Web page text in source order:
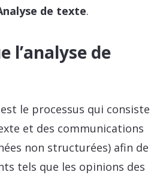
de texte.
l’analyse de
est le processus qui consiste
et des communications
non structurées) afin de
tels que les opinions des